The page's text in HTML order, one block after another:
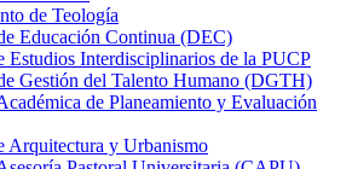
de Teología
Educación Continua (DEC)
Estudios Interdisciplinarios de la PUCP
Gestión del Talento Humano (DGTH)
de Planeamiento y Evaluación
Arquitectura y Urbanismo